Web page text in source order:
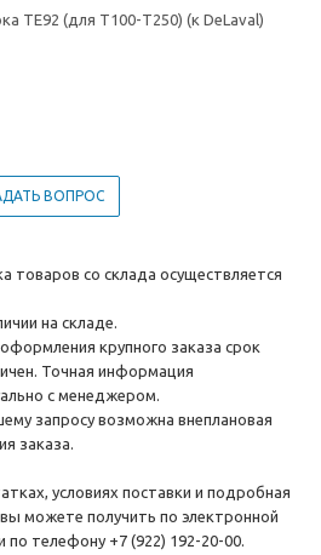
TE92 (для Т100-Т250) (к DeLaval)
ВОПРОС
товаров со склада осуществляется
на складе.
оформления крупного заказа срок
Точная информация
с менеджером.
запросу возможна внеплановая
заказа.
условиях поставки и подробная
можете получить по электронной
по телефону +7 (922) 192-20-00.